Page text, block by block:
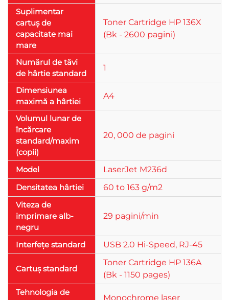
Suplimentar
cartuș de
capacitate mai
mare
Toner Cartridge HP 136X
(Bk - 2600 pagini)
Numărul de tăvi
de hârtie standard
1
Dimensiunea
maximă a hârtiei
A4
Volumul lunar de
încărcare
standard/maxim
(copii)
20, 000 de pagini
Model
LaserJet M236d
Densitatea hârtiei
60 to 163 g/m2
Viteza de
imprimare alb-
negru
29 pagini/min
Interfețe standard USB 2.0 Hi-Speed, RJ-45
Cartuș standard
Toner Cartridge HP 136A
(Bk - 1150 pages)
Tehnologia de
Monochrome laser